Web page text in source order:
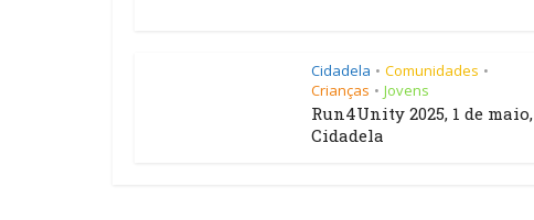
Cidadela • Comunidades •
Crianças • Jovens
Run4Unity 2025, 1 de maio,
Cidadela